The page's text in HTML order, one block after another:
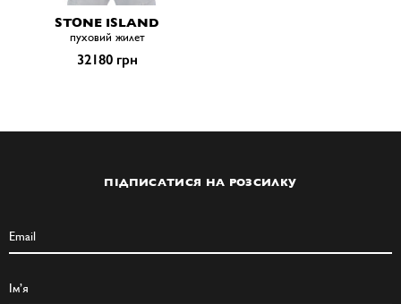
STONE ISLAND
пуховий жилет
32180 грн
ПІДПИСАТИСЯ НА РОЗСИЛКУ